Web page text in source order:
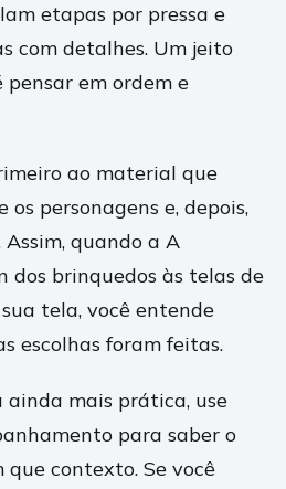
etapas por pressa e
com detalhes. Um jeito
pensar em ordem e
ao material que
personagens e, depois,
quando a A
dos brinquedos às telas de
tela, você entende
escolhas foram feitas.
ainda mais prática, use
para saber o
contexto. Se você